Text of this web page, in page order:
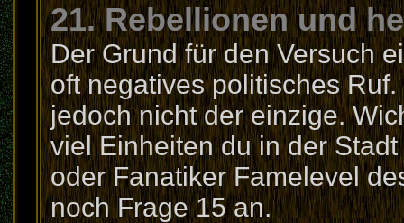
21. Rebellionen und
Der Grund für den Versuch
oft negatives politisches
jedoch nicht der einzige.
viel Einheiten du in der
oder Fanatiker Famelevel
noch Frage 15 an.